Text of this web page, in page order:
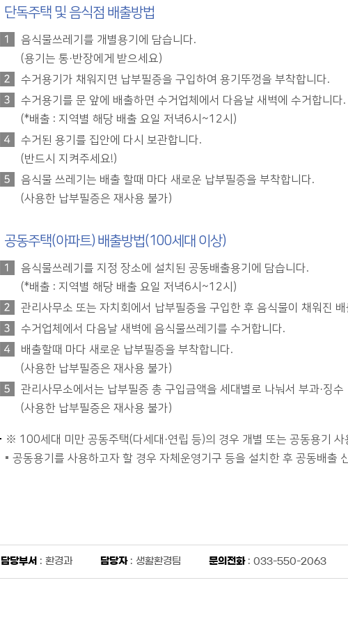
단독주택 및 음식점 배출방법
음식물쓰레기를 개별용기에 담습니다.
(용기는 통·반장에게 받으세요)
수거용기가 채워지면 납부필증을 구입하여 용기뚜껑을 부착합니다.
수거용기를 문 앞에 배출하면 수거업체에서 다음날 새벽에 수거합니다.
(*배출 : 지역별 해당 배출 요일 저녁6시~12시)
수거된 용기를 집안에 다시 보관합니다.
(반드시 지켜주세요!)
음식물 쓰레기는 배출 할때 마다 새로운 납부필증을 부착합니다.
(사용한 납부필증은 재사용 불가)
공동주택(아파트) 배출방법(100세대 이상)
음식물쓰레기를 지정 장소에 설치된 공동배출용기에 담습니다.
(*배출 : 지역별 해당 배출 요일 저녁6시~12시)
관리사무소 또는 자치회에서 납부필증을 구입한 후 음식물이 채워진
수거업체에서 다음날 새벽에 음식물쓰레기를 수거합니다.
배출할때 마다 새로운 납부필증을 부착합니다.
(사용한 납부필증은 재사용 불가)
관리사무소에서는 납부필증 총 구입금액을 세대별로 나눠서 부과·징수
(사용한 납부필증은 재사용 불가)
※ 100세대 미만 공동주택(다세대·연립 등)의 경우 개별 또는 공동용기 사
공동용기를 사용하고자 할 경우 자체운영기구 등을 설치한 후 공동배출
담당자 정보
담당부서 : 환경과 담당자: 생활환경팀 문의전화: 033-550-2063